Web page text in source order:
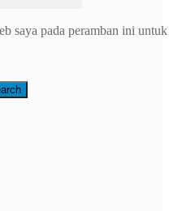
saya pada peramban ini